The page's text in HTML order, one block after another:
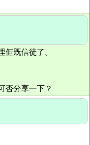
既信徒了。
否分享一下？